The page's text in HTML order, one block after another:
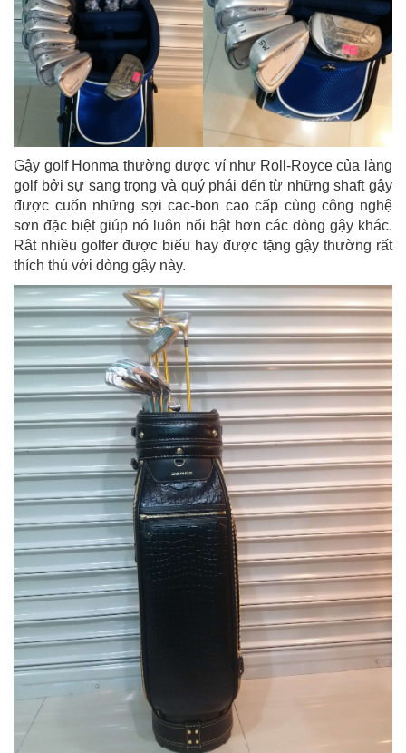
Gậy golf Honma thường được ví như Roll-Royce của làng
golf bởi sự sang trọng và quý phái đến từ những shaft gậy
được cuốn những sợi cac-bon cao cấp cùng công nghệ
sơn đặc biệt giúp nó luôn nổi bật hơn các dòng gậy khác.
Rât nhiều golfer được biếu hay được tặng gậy thường rất
thích thú với dòng gậy này.